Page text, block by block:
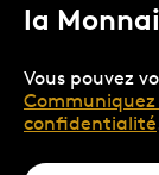
la
Vous pouvez
Communiquez
confidentialité